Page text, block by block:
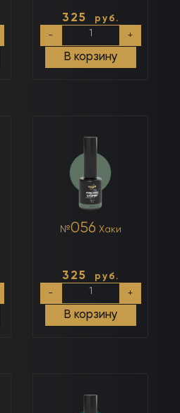
325 руб.
Количество
№054
Лемонграсс
- +
В корзину
№056 Хаки
325 руб.
Количество
№056
- +
В корзину